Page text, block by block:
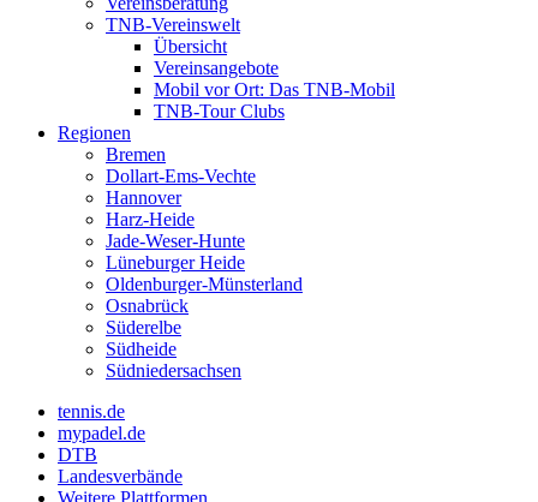
TNB-Vereinswelt
Übersicht
Vereinsangebote
Mobil vor Ort: Das TNB-Mobil
TNB-Tour Clubs
Regionen
Bremen
Dollart-Ems-Vechte
Hannover
Harz-Heide
Jade-Weser-Hunte
Lüneburger Heide
Oldenburger-Münsterland
Osnabrück
Süderelbe
Südheide
Südniedersachsen
tennis.de
mypadel.de
DTB
Landesverbände
Weitere Plattformen